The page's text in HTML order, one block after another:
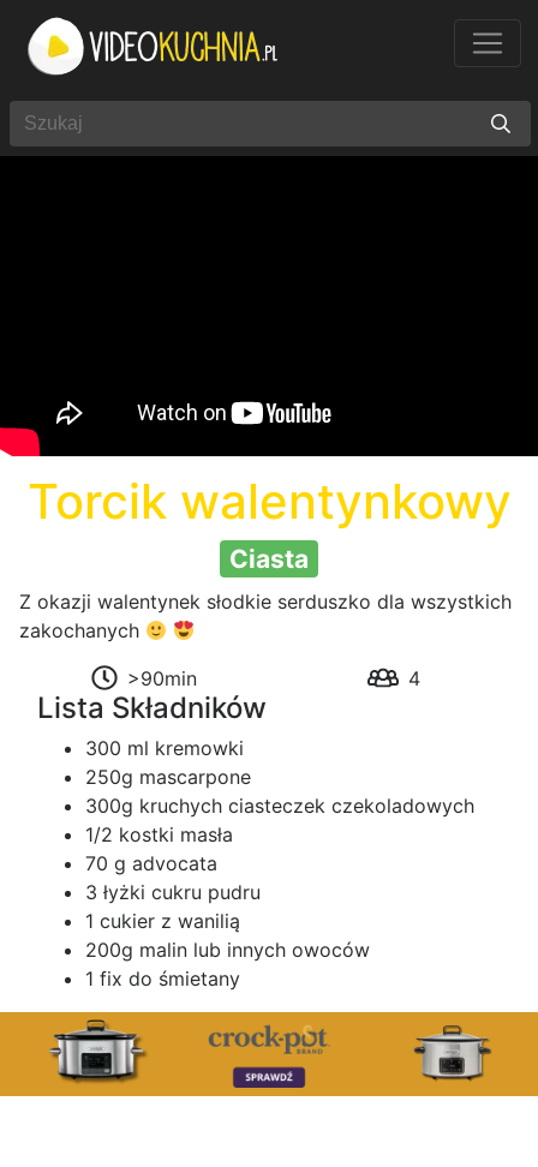
Torcik walentynkowy
Ciasta
Z okazji walentynek słodkie serduszko dla wszystkich
zakochanych
>90min
4
Lista Składników
300 ml kremowki
250g mascarpone
300g kruchych ciasteczek czekoladowych
1/2 kostki masła
70 g advocata
3 łyżki cukru pudru
1 cukier z wanilią
200g malin lub innych owoców
1 fix do śmietany